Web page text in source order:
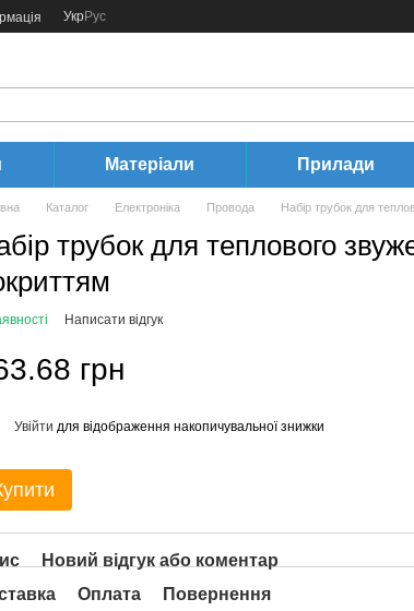
УкрРус
Матеріали Прилади
Каталог Електроніка Провода Набір трубок для
трубок для теплового
Написати відгук
грн
Увійти для відображення накопичувальної знижки
Новий відгук або коментар
Оплата Повернення